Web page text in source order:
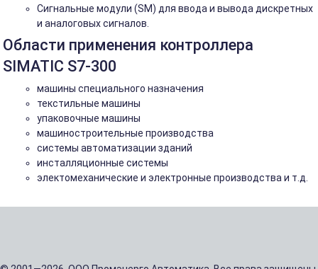
Сигнальные модули (SM) для ввода и вывода дискретных
и аналоговых сигналов.
Области применения контроллера
SIMATIC S7-300
машины специального назначения
текстильные машины
упаковочные машины
машиностроительные производства
системы автоматизации зданий
инсталляционные системы
электомеханические и электронные производства и т.д.